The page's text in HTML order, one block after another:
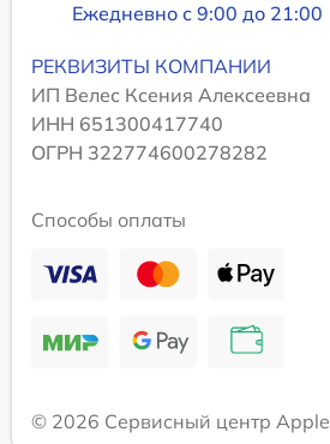
Ежедневно с 9:00 до 21:00
РЕКВИЗИТЫ КОМПАНИИ
ИП Велес Ксения Алексеевна
ИНН 651300417740
ОГРН 322774600278282
Способы оплаты
© 2026 Сервисный центр Apple